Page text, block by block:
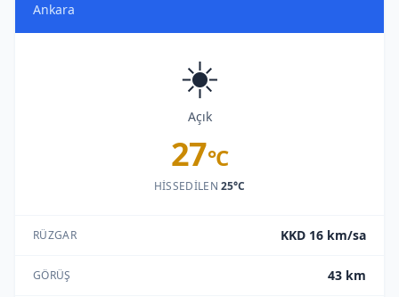
Ankara
☀️
Açık
27°C
HISSEDILEN25°C
RÜZGAR KKD 16 km/sa
GÖRÜŞ 43 km